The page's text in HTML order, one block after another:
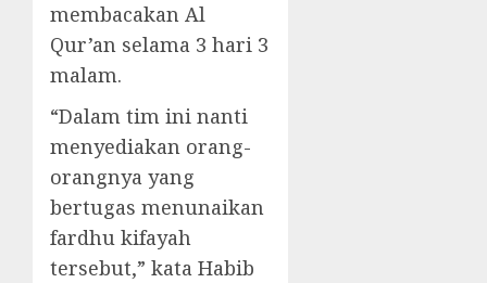
membacakan Al
Qur’an selama 3 hari 3
malam.
“Dalam tim ini nanti
menyediakan orang-
orangnya yang
bertugas menunaikan
fardhu kifayah
tersebut,” kata Habib